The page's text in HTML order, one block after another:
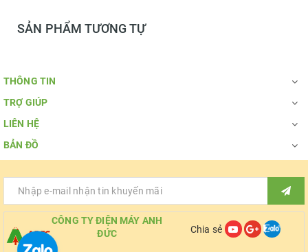
SẢN PHẨM TƯƠNG TỰ
THÔNG TIN
TRỢ GIÚP
LIÊN HỆ
BẢN ĐỒ
CÔNG TY ĐIỆN MÁY ANH
ĐỨC
Chia sẻ